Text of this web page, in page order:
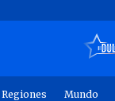
Regiones Mundo